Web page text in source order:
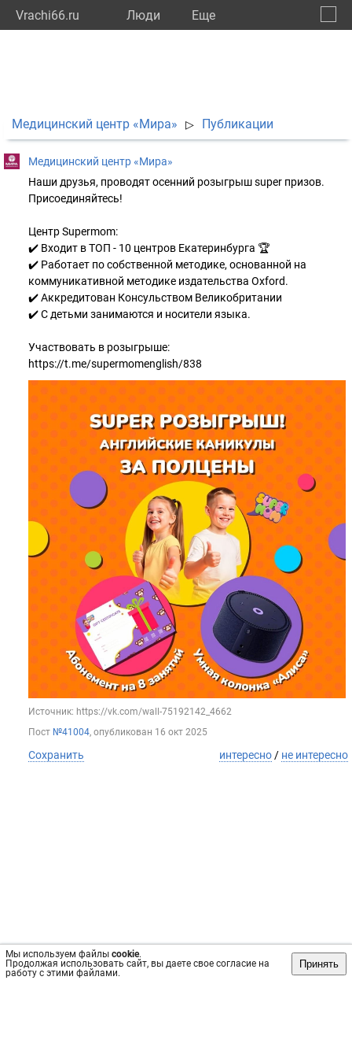
Vrachi66.ru Люди Eще
Мы используем файлы cookie.
Продолжая использовать сайт, вы даете свое согласие на
работу с этими файлами.
Принять
Медицинский центр «Мира» ▷ Публикации
Медицинский центр «Мира»
Наши друзья, проводят осенний розыгрыш super призов.
Присоединяйтесь!
Центр Supermom:
✔️ Входит в ТОП - 10 центров Екатеринбурга 🏆
✔️ Работает по собственной методике, основанной на
коммуникативной методике издательства Oxford.
✔️ Аккредитован Консульством Великобритании
✔️ С детьми занимаются и носители языка.
Участвовать в розыгрыше:
https://t.me/supermomenglish/838
Источник: https://vk.com/wall-75192142_4662
Пост №41004, опубликован 16 окт 2025
Сохранить интересно / не интересно